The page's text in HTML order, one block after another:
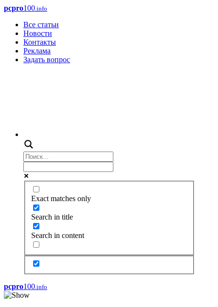
pcpro100.info
Все статьи
Новости
Контакты
Реклама
Задать вопрос
Exact matches only
Search in title
Search in content
pcpro100.info